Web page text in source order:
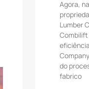
Agora,
Lumber
Combilift
do
fabrico